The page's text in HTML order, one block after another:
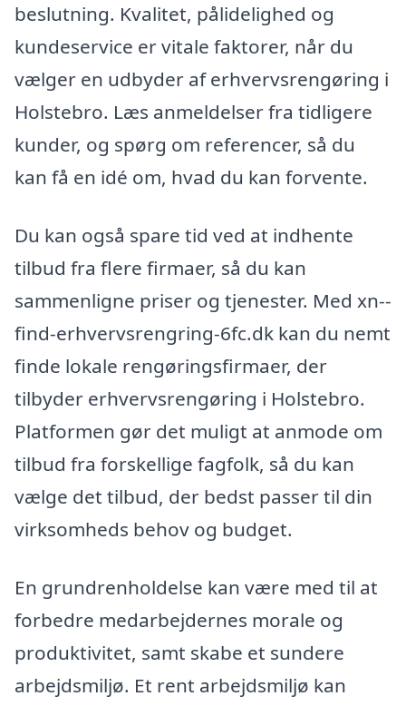
beslutning. Kvalitet, pålidelighed og
kundeservice er vitale faktorer, når du
vælger en udbyder af erhvervsrengøring i
Holstebro. Læs anmeldelser fra tidligere
kunder, og spørg om referencer, så du
kan få en idé om, hvad du kan forvente.
Du kan også spare tid ved at indhente
tilbud fra flere firmaer, så du kan
sammenligne priser og tjenester. Med xn--
find-erhvervsrengring-6fc.dk kan du nemt
finde lokale rengøringsfirmaer, der
tilbyder erhvervsrengøring i Holstebro.
Platformen gør det muligt at anmode om
tilbud fra forskellige fagfolk, så du kan
vælge det tilbud, der bedst passer til din
virksomheds behov og budget.
En grundrenholdelse kan være med til at
forbedre medarbejdernes morale og
produktivitet, samt skabe et sundere
arbejdsmiljø. Et rent arbejdsmiljø kan